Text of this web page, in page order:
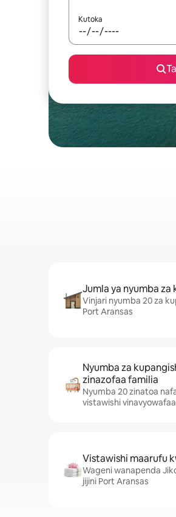
Kutoka
Jumla ya nyumba za
Vinjari nyumba 20 za
Port Aransas
Nyumba za
zinazofaa familia
Nyumba 20 zinatoa
vistawishi
Vistawishi maarufu
Wageni wanapenda
jijini Port Aransas